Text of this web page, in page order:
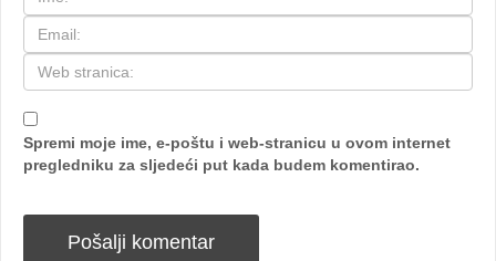
Spremi moje ime, e-poštu i web-stranicu u ovom internet
pregledniku za sljedeći put kada budem komentirao.